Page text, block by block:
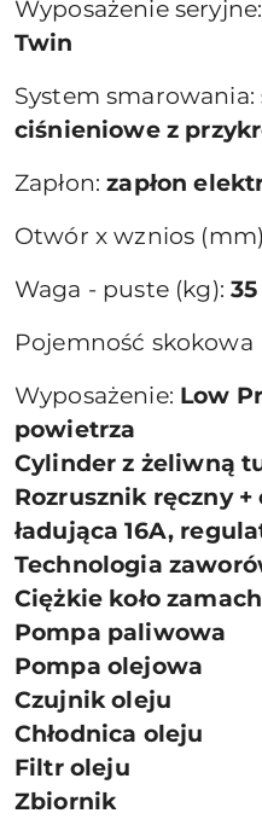
Wyposażenie
Twin
System smarowania:
ciśnieniowe z
Zapłon:zapłon
Otwór x wznios
Waga - puste (kg):35
Pojemność skokowa
Wyposażenie: Low
powietrza
Cylinder z żeliwną
Rozrusznik ręczny
ładująca 16A,
Technologia
Ciężkie koło
Pompa paliwowa
Pompa olejowa
Czujnik oleju
Chłodnica oleju
Filtr oleju
Zbiornik